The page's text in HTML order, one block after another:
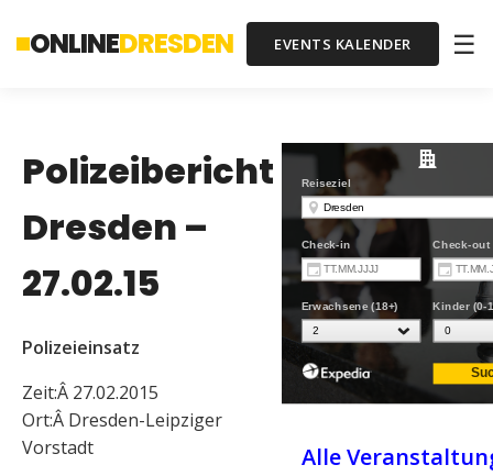
ONLINEDRESDEN EVENTS KALENDER ☰
Polizeibericht
Dresden –
27.02.15
Polizeieinsatz
Zeit:Â 27.02.2015
Ort:Â Dresden-Leipziger
Vorstadt
Alle